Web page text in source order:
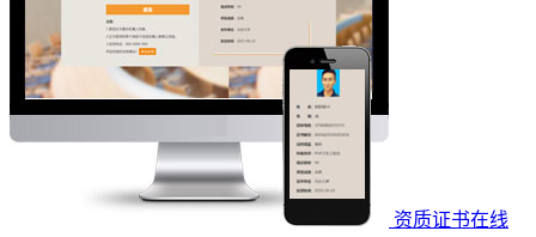
资质证书在线